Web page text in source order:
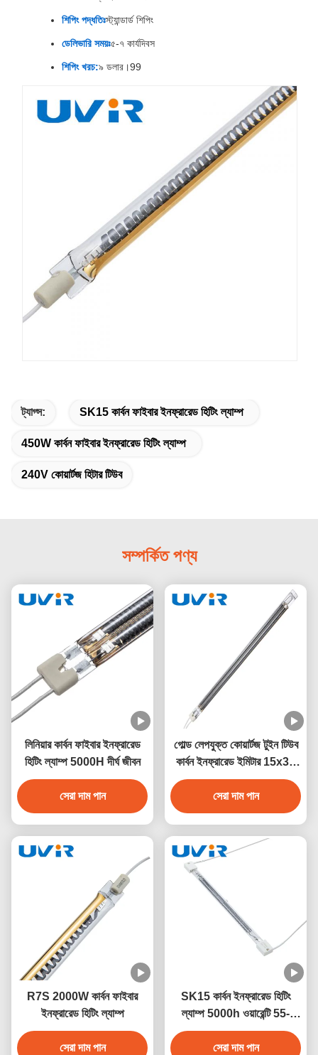
শিপিং পদ্ধতিঃস্ট্যান্ডার্ড শিপিং
ডেলিভারি সময়ঃ৫-৭ কার্যদিবস
শিপিং খরচ:৯ ডলার।99
ট্যাগ্স: SK15 কার্বন ফাইবার ইনফ্রারেড হিটিং ল্যাম্প
450W কার্বন ফাইবার ইনফ্রারেড হিটিং ল্যাম্প
240V কোয়ার্টজ হিটার টিউব
সম্পর্কিত পণ্য
লিনিয়ার কার্বন ফাইবার ইনফ্রারেড
হিটিং ল্যাম্প 5000H দীর্ঘ জীবন
সেরা দাম পান
গোল্ড লেপযুক্ত কোয়ার্টজ টুইন টিউব
কার্বন ইনফ্রারেড ইমিটার 15x33
মিমি
সেরা দাম পান
R7S 2000W কার্বন ফাইবার
ইনফ্রারেড হিটিং ল্যাম্প
সেরা দাম পান
SK15 কার্বন ইনফ্রারেড হিটিং
ল্যাম্প 5000h ওয়ারেন্টি 55-
575V
সেরা দাম পান